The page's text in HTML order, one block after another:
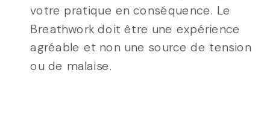
votre pratique en conséquence. Le
Breathwork doit être une expérience
agréable et non une source de tension
ou de malaise.